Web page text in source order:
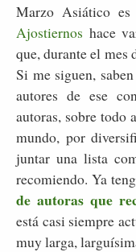
Marzo Asiático
Ajostiernos hace
que, durante el mes
Si me siguen,
autores de ese
autoras, sobre todo
mundo, por
juntar una lista
recomiendo. Ya
de autoras que
está casi siempre
muy larga,